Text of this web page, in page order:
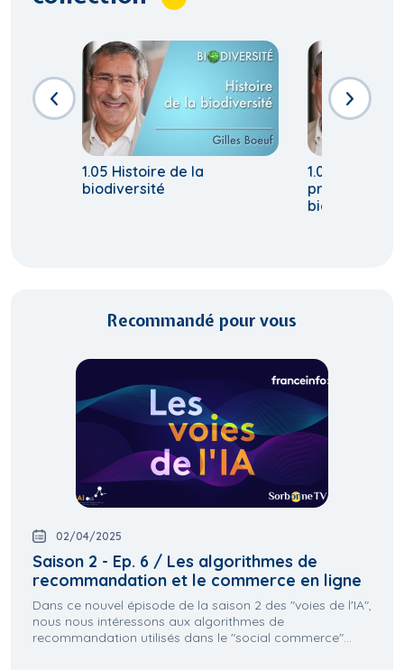
1.05 Histoire de la
biodiversité
1.07
préoccuper
biodiversité?
Recommandé pour vous
02/04/2025
Saison 2 - Ep. 6 / Les algorithmes de
recommandation et le commerce en ligne
Dans ce nouvel épisode de la saison 2 des "voies de l'IA",
nous nous intéressons aux algorithmes de
recommandation utilisés dans le "social commerce"...